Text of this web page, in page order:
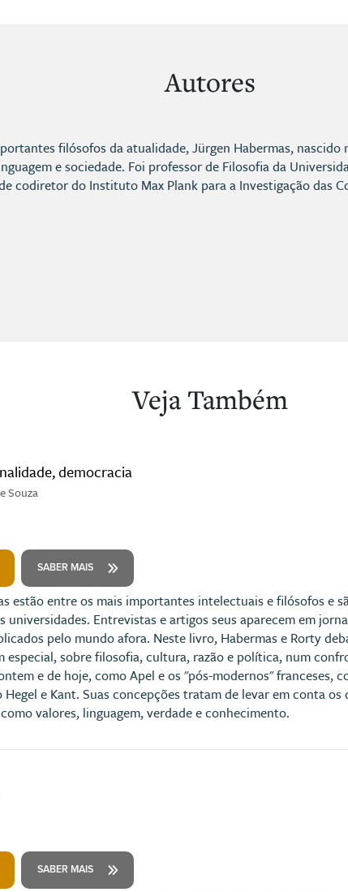
Autores
filósofos da atualidade, Jürgen Habermas,
e sociedade. Foi professor de Filosofia da
codiretor do Instituto Max Plank para a Investigação das
Veja Também
democracia
Souza
SABER MAIS
estão entre os mais importantes intelectuais e filósofos e
universidades. Entrevistas e artigos seus aparecem em
pelo mundo afora. Neste livro, Habermas e Rorty
especial, sobre filosofia, cultura, razão e política, num
e de hoje, como Apel e os "pós-modernos" franceses,
Hegel e Kant. Suas concepções tratam de levar em conta
valores, linguagem, verdade e conhecimento.
SABER MAIS